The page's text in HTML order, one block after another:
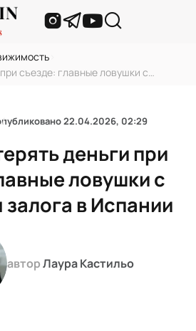
съезде: главные ловушки с
22.04.2026, 02:29
деньги при
ловушки с
в Испании
авторЛаура Кастильо